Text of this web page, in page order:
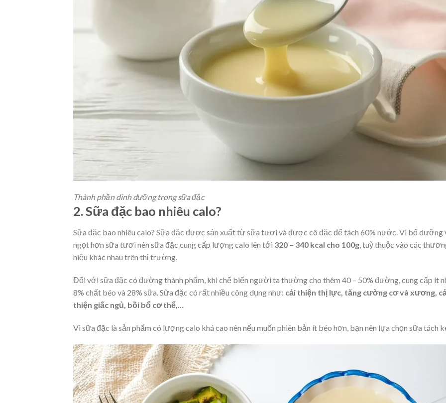
Thành phần dinh dưỡng trong sữa đặc
2. Sữa đặc bao nhiêu calo?
Sữa đặc bao nhiêu calo? Sữa đặc được sản xuất từ sữa tươi và được cô đặc để tách 60% nước. Vì bổ dưỡng
ngọt hơn sữa tươi nên sữa đặc cung cấp lượng calo lên tới 320 – 340 kcal cho 100g, tuỳ thuộc vào các
hiệu khác nhau trên thị trường.
Đối với sữa đặc có đường thành phẩm, khi chế biến người ta thường cho thêm 40 – 50% đường, cung cấp ít
8% chất béo và 28% sữa. Sữa đặc có rất nhiều công dụng như: cải thiện thị lực, tăng cường cơ và xương,
thiện giấc ngủ, bồi bổ cơ thể,…
Vì sữa đặc là sản phẩm có lượng calo khá cao nên nếu muốn phiên bản ít béo hơn, bạn nên lựa chọn sữa tách